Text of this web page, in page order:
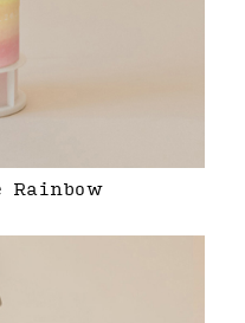
Rainbow